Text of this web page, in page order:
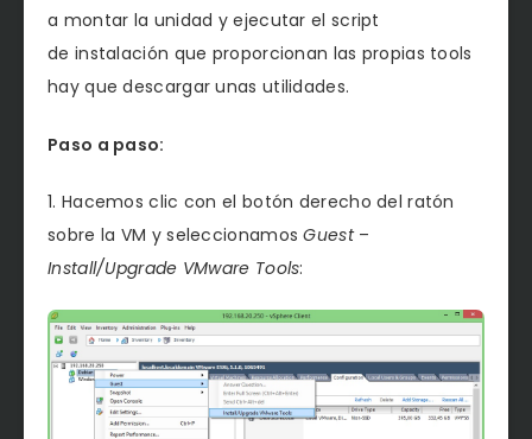
a montar la unidad y ejecutar el script
de instalación que proporcionan las propias tools
hay que descargar unas utilidades.
Paso a paso:
1. Hacemos clic con el botón derecho del ratón
sobre la VM y seleccionamosGuest–
Install/Upgrade VMware Tools: